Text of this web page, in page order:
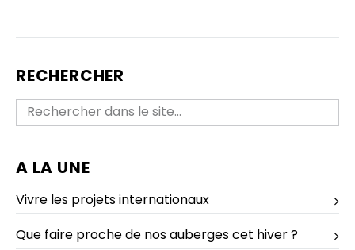
RECHERCHER
A LA UNE
Vivre les projets internationaux
Que faire proche de nos auberges cet hiver ?